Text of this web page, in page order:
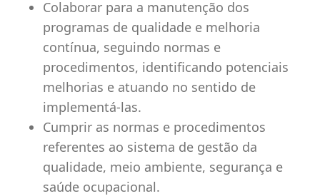
Colaborar para a manutenção dos
programas de qualidade e melhoria
contínua, seguindo normas e
procedimentos, identificando potenciais
melhorias e atuando no sentido de
implementá-las.
Cumprir as normas e procedimentos
referentes ao sistema de gestão da
qualidade, meio ambiente, segurança e
saúde ocupacional.